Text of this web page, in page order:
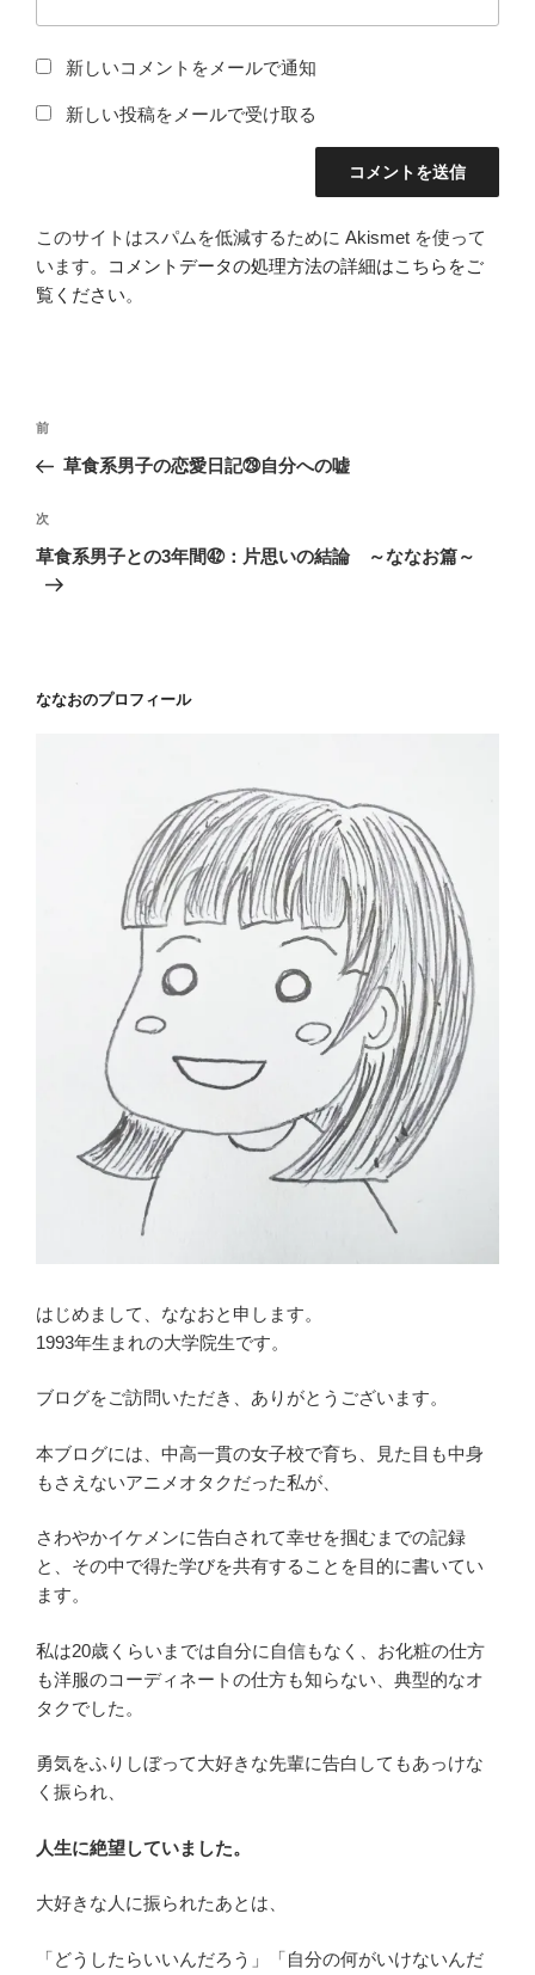
新しいコメントをメールで通知
新しい投稿をメールで受け取る
このサイトはスパムを低減するために Akismet を使って
います。
コメントデータの処理方法の詳細はこちらをご
覧ください。
投
ナ
ビ
ゲ
ー
前
の
稿
前
草食系男子の恋愛日記㉙自分への嘘
次
の
次
草食系男子との3年間㊷：片思いの結論 ～ななお篇～
ななおのプロフィール
はじめまして、ななおと申します。
1993年生まれの大学院生です。
ブログをご訪問いただき、ありがとうございます。
本ブログには、中高一貫の女子校で育ち、見た目も中身
もさえないアニメオタクだった私が、
さわやかイケメンに告白されて幸せを掴むまでの記録
と、その中で得た学びを共有することを目的に書いてい
ます。
私は20歳くらいまでは自分に自信もなく、お化粧の仕方
も洋服のコーディネートの仕方も知らない、典型的なオ
タクでした。
勇気をふりしぼって大好きな先輩に告白してもあっけな
く振られ、
人生に絶望していました。
大好きな人に振られたあとは、
「どうしたらいいんだろう」「自分の何がいけないんだ